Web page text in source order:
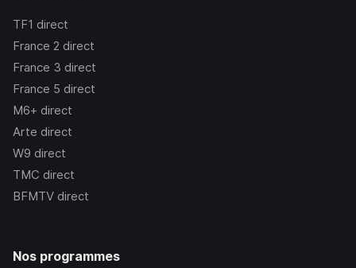
TF1 direct
France 2 direct
France 3 direct
France 5 direct
M6+ direct
Arte direct
W9 direct
TMC direct
BFMTV direct
Nos programmes